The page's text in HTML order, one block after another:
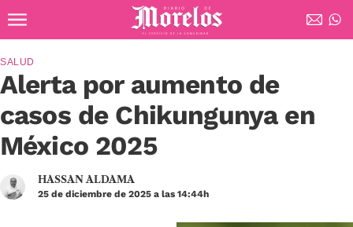
Diario de Morelos
Alerta por aumento de
casos de Chikungunya en
México 2025
SALUD
HASSAN ALDAMA
25 de diciembre de 2025 a las 14:44h